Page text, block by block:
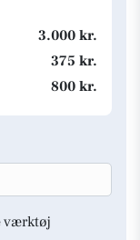
3.000 kr.
375 kr.
800 kr.
værktøj